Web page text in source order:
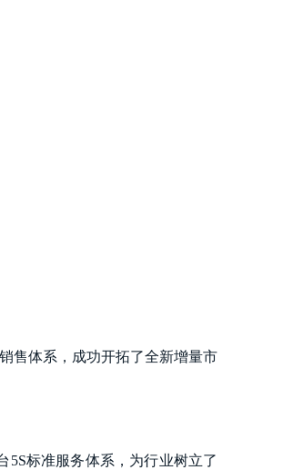
售体系，成功开拓了全新增量市
标准服务体系，为行业树立了